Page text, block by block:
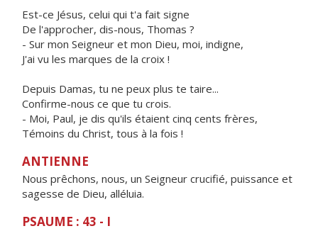
Est-ce Jésus, celui qui t'a fait signe
De l'approcher, dis-nous, Thomas ?
- Sur mon Seigneur et mon Dieu, moi, indigne,
J'ai vu les marques de la croix !
Depuis Damas, tu ne peux plus te taire...
Confirme-nous ce que tu crois.
- Moi, Paul, je dis qu'ils étaient cinq cents frères,
Témoins du Christ, tous à la fois !
ANTIENNE
Nous prêchons, nous, un Seigneur crucifié, puissance et
sagesse de Dieu, alléluia.
PSAUME : 43 - I